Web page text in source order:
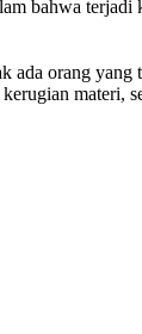
bahwa terjadi
orang
materi,